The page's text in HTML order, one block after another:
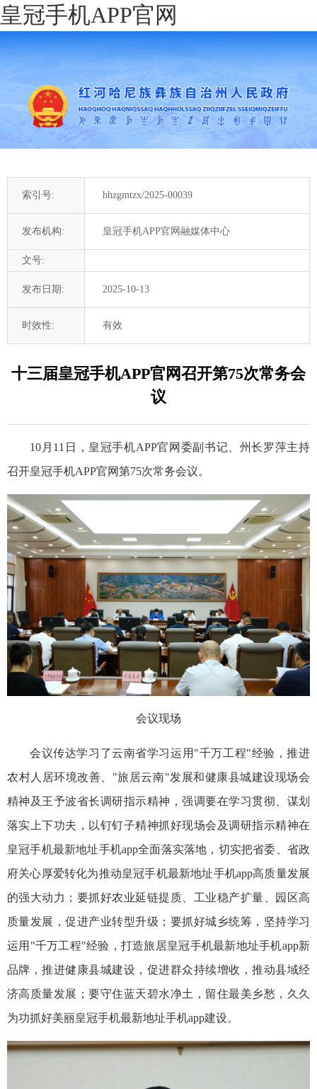
皇冠手机APP官网
索引号: hhzgmtzx/2025-00039
发布机构: 皇冠手机APP官网融媒体中心
文号:
发布日期: 2025-10-13
时效性: 有效
十三届皇冠手机APP官网召开第75次常务会
议
10月11日，皇冠手机APP官网委副书记、州长罗萍主持
召开皇冠手机APP官网第75次常务会议。
会议现场
会议传达学习了云南省学习运用"千万工程"经验，推进
农村人居环境改善、"旅居云南"发展和健康县城建设现场会
精神及王予波省长调研指示精神，强调要在学习贯彻、谋划
落实上下功夫，以钉钉子精神抓好现场会及调研指示精神在
皇冠手机最新地址手机app全面落实落地，切实把省委、省政
府关心厚爱转化为推动皇冠手机最新地址手机app高质量发展
的强大动力；要抓好农业延链提质、工业稳产扩量、园区高
质量发展，促进产业转型升级；要抓好城乡统筹，坚持学习
运用"千万工程"经验，打造旅居皇冠手机最新地址手机app新
品牌，推进健康县城建设，促进群众持续增收，推动县域经
济高质量发展；要守住蓝天碧水净土，留住最美乡愁，久久
为功抓好美丽皇冠手机最新地址手机app建设。